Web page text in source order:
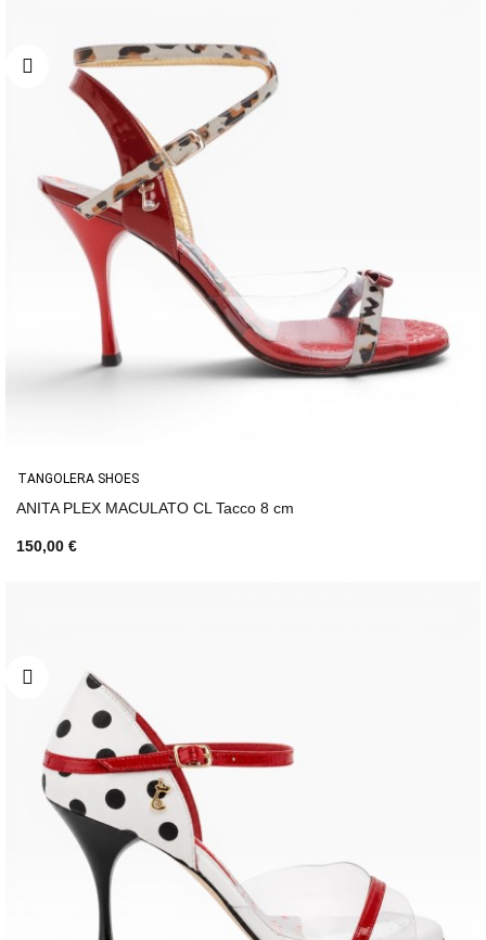
TANGOLERA SHOES
ANITA PLEX MACULATO CL Tacco 8 cm
150,00 €